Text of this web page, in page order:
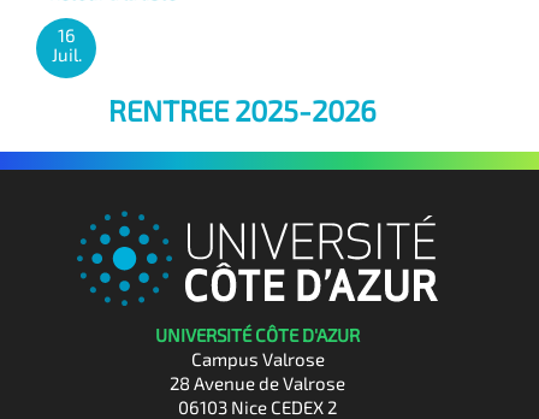
16
Juil.
RENTREE 2025-2026
UNIVERSITÉ CÔTE D'AZUR
Campus Valrose
28 Avenue de Valrose
06103 Nice CEDEX 2